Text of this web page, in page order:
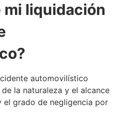
mi liquidación
automovilístico
la naturaleza y el alcance
el grado de negligencia por